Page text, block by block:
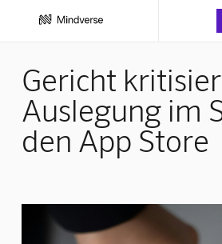
Gericht
Auslegung im
den App Store